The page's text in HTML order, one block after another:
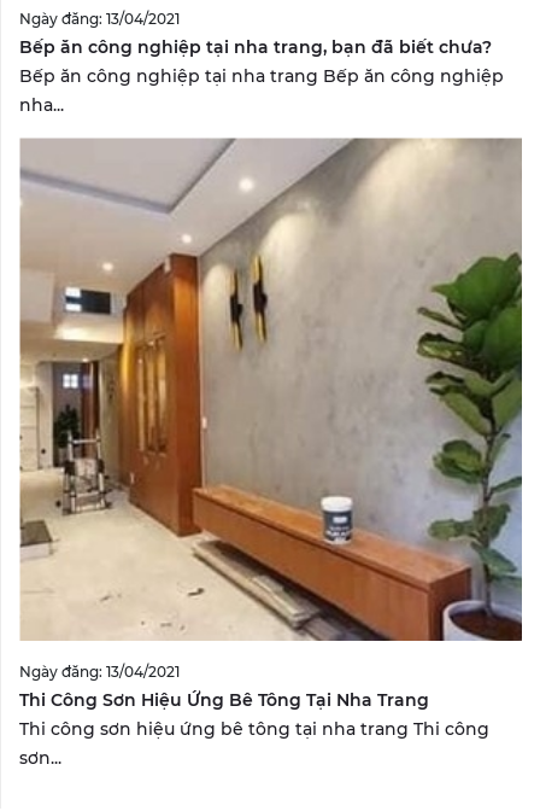
Ngày đăng: 13/04/2021
Bếp ăn công nghiệp tại nha trang, bạn đã biết chưa?
Bếp ăn công nghiệp tại nha trang Bếp ăn công nghiệp
nha...
Ngày đăng: 13/04/2021
Thi Công Sơn Hiệu Ứng Bê Tông Tại Nha Trang
Thi công sơn hiệu ứng bê tông tại nha trang Thi công
sơn...